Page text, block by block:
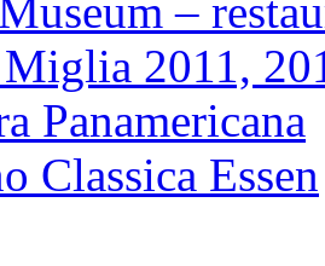
–
2011,
Panamericana
Classica Essen